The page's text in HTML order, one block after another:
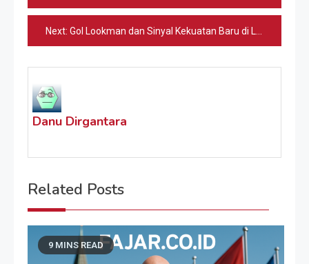
pos
Next: Gol Lookman dan Sinyal Kekuatan Baru di La Liga 2025/26
Danu Dirgantara
Related Posts
9 MINS READ